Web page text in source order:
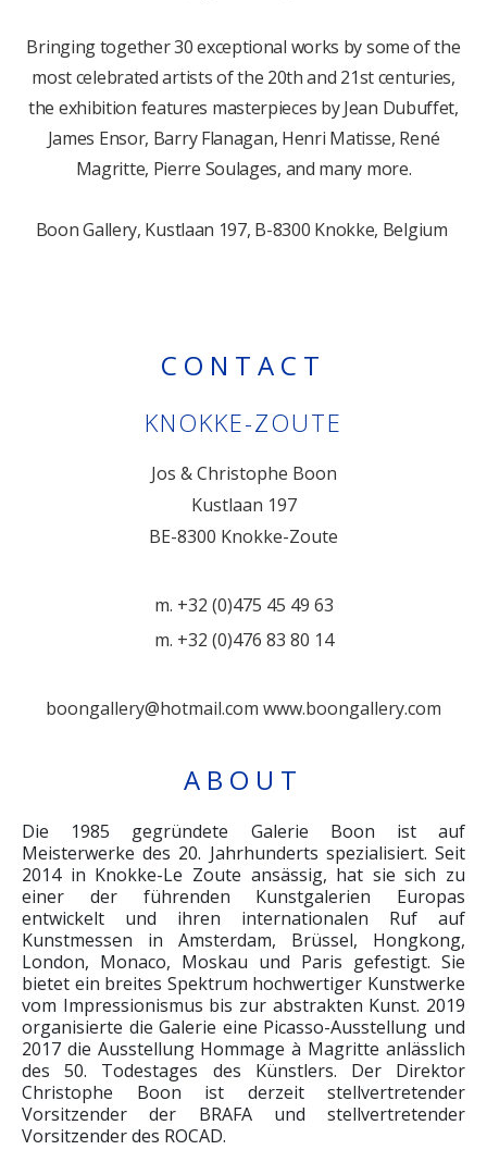
Bringing together 30 exceptional works by some of the
most celebrated artists of the 20th and 21st centuries,
the exhibition features masterpieces by Jean Dubuffet,
James Ensor, Barry Flanagan, Henri Matisse, René
Magritte, Pierre Soulages, and many more.
Boon Gallery, Kustlaan 197, B-8300 Knokke, Belgium
CONTACT
KNOKKE-ZOUTE
Jos & Christophe Boon
Kustlaan 197
BE-8300 Knokke-Zoute
m. +32 (0)475 45 49 63
m. +32 (0)476 83 80 14
boongallery@hotmail.com www.boongallery.com
ABOUT
Die 1985 gegründete Galerie Boon ist auf
Meisterwerke des 20. Jahrhunderts spezialisiert. Seit
2014 in Knokke-Le Zoute ansässig, hat sie sich zu
einer der führenden Kunstgalerien Europas
entwickelt und ihren internationalen Ruf auf
Kunstmessen in Amsterdam, Brüssel, Hongkong,
London, Monaco, Moskau und Paris gefestigt. Sie
bietet ein breites Spektrum hochwertiger Kunstwerke
vom Impressionismus bis zur abstrakten Kunst. 2019
organisierte die Galerie eine Picasso-Ausstellung und
2017 die Ausstellung Hommage à Magritte anlässlich
des 50. Todestages des Künstlers. Der Direktor
Christophe Boon ist derzeit stellvertretender
Vorsitzender der BRAFA und stellvertretender
Vorsitzender des ROCAD.